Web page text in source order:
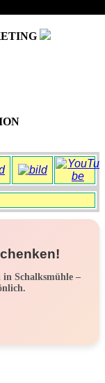
Schalksmühle –